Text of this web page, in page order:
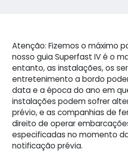
Atenção: Fizemos o máximo
nosso guia Superfast IV é o
entanto, as instalações, os
entretenimento a bordo
data e a época do ano em
instalações podem sofrer
prévio, e as companhias de
direito de operar
especificadas no momento
notificação prévia.